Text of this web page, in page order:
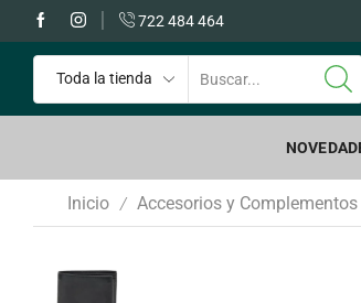
722 484 464
a partir de 60€
Inicio / Accesorios y Complementos